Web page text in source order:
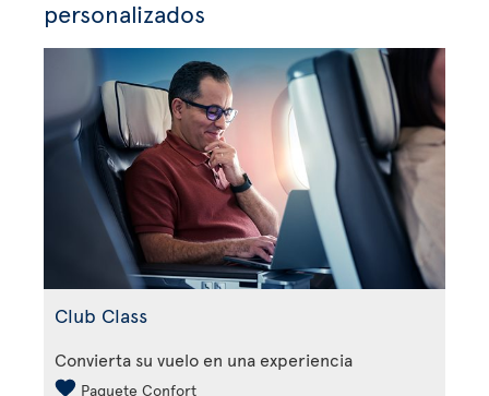
personalizados
Club Class
Convierta su vuelo en una experiencia
Paquete Confort